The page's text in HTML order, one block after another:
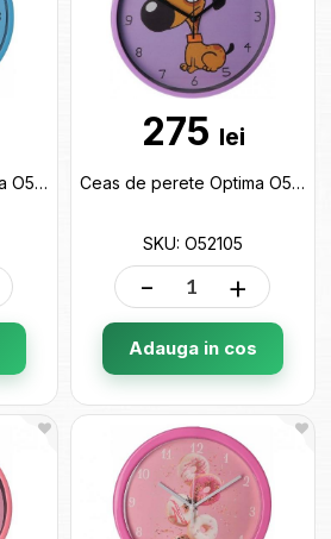
Ceas de perete Optima O52106
275 lei
Ceas de perete Optima O52105
SKU: O52105
- +
Adauga in cos